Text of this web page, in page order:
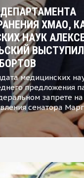
ХМАО,
НАУК
медицинских
предложения
запрете
сенатора